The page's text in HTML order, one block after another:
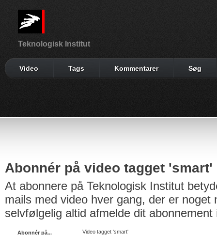
Teknologisk Institut
Video Tags Kommentarer Søg
Abonnér på video tagget 'smart'
At abonnere på Teknologisk Institut
mails med video hver gang, der er noget
selvfølgelig altid afmelde dit abonnement
Abonnér på... Video tagget 'smart'